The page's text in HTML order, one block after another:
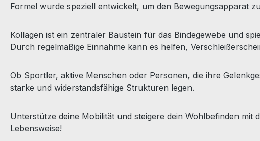
Formel wurde speziell entwickelt, um den Bewegungsapparat
Kollagen ist ein zentraler Baustein für das Bindegewebe und
Durch regelmäßige Einnahme kann es helfen,
Ob Sportler, aktive Menschen oder Personen, die ihre
starke und widerstandsfähige Strukturen legen.
Unterstütze deine Mobilität und steigere dein Wohlbefinden mit
Lebensweise!